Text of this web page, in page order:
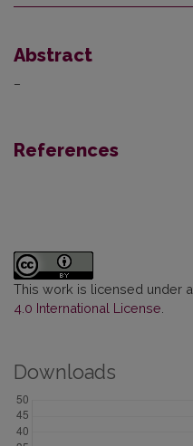
Abstract
–
References
This work is licensed under a
4.0 International License
Downloads